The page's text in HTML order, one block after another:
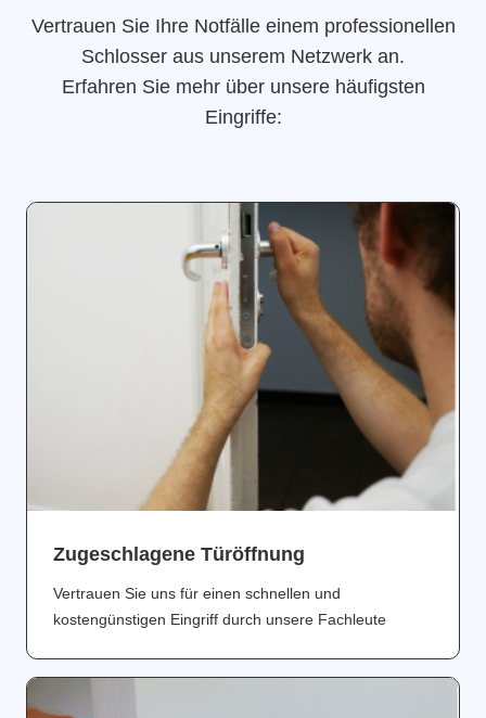
Vertrauen Sie Ihre Notfälle einem professionellen
Schlosser aus unserem Netzwerk an.
Erfahren Sie mehr über unsere häufigsten
Eingriffe:
Zugeschlagene Türöffnung
Vertrauen Sie uns für einen schnellen und
kostengünstigen Eingriff durch unsere Fachleute